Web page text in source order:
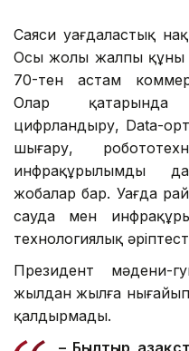
Саяси уағдаластық
Осы жолы жалпы құны
70-тен астам
Олар қатарында